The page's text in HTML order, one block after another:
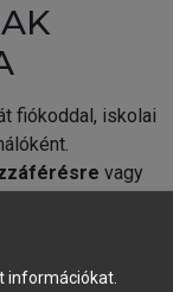
fiókoddal, iskolai
vagy
fiókot.
információkat.